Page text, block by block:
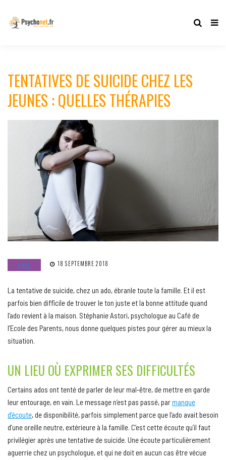
TENTATIVES DE SUICIDE CHEZ LES
JEUNES : QUELLES THÉRAPIES
ADOS 18 SEPTEMBRE 2018
La tentative de suicide, chez un ado, ébranle toute la famille. Et il est
parfois bien difficile de trouver le ton juste et la bonne attitude quand
l’ado revient à la maison. Stéphanie Astori, psychologue au Café de
l’Ecole des Parents, nous donne quelques pistes pour gérer au mieux la
situation.
UN LIEU OÙ EXPRIMER SES DIFFICULTÉS
Certains ados ont tenté de parler de leur mal-être, de mettre en garde
leur entourage, en vain. Le message n’est pas passé, parmanque
d’écoute, de disponibilité, parfois simplement parce que l’ado avait besoin
d’une oreille neutre, extérieure à la famille. C’est cette écoute qu’il faut
privilégier après une tentative de suicide. Une écoute particulièrement
aguerrie chez un psychologue, et qui ne doit en aucun cas être vécue